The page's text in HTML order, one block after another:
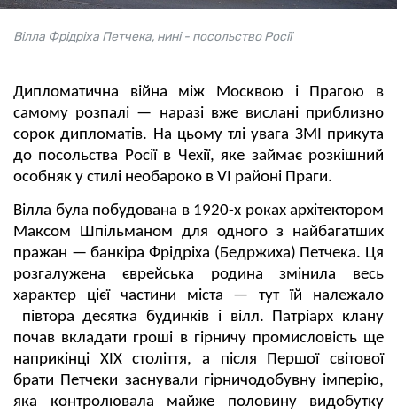
Вілла Фрідріха Петчека, нині - посольство Росії
Дипломатична війна між Москвою і Прагою в
самому розпалі — наразі вже вислані приблизно
сорок дипломатів. На цьому тлі увага ЗМІ прикута
до посольства Росії в Чехії, яке займає розкішний
особняк у стилі необароко в VI районі Праги.
Вілла була побудована в 1920-х роках архітектором
Максом Шпільманом для одного з найбагатших
пражан — банкіра Фрідріха (Бедржиха) Петчека. Ця
розгалужена єврейська родина змінила весь
характер цієї частини міста — тут їй належало
півтора десятка будинків і вілл. Патріарх клану
почав вкладати гроші в гірничу промисловість ще
наприкінці XIX століття, а після Першої світової
брати Петчеки заснували гірничодобувну імперію,
яка контролювала майже половину видобутку